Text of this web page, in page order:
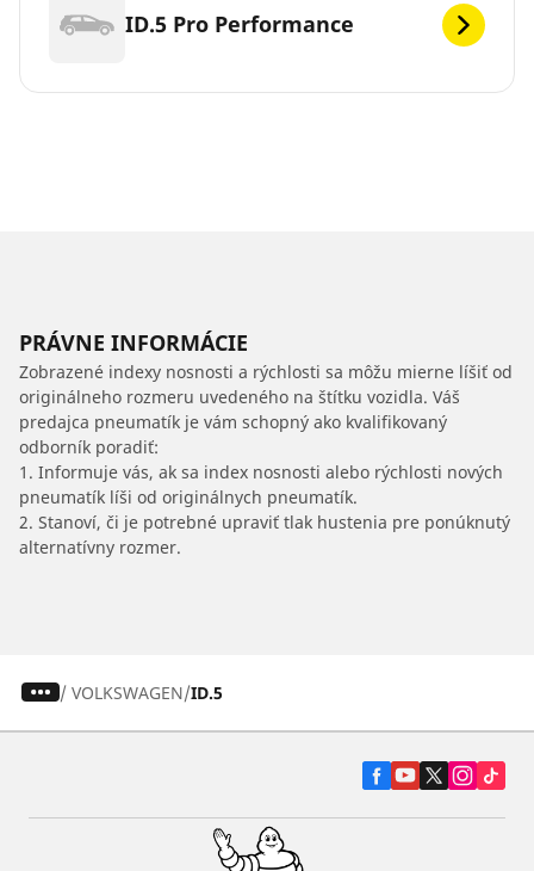
ID.5 Pro Performance
PRÁVNE INFORMÁCIE
Zobrazené indexy nosnosti a rýchlosti sa môžu mierne líšiť od
originálneho rozmeru uvedeného na štítku vozidla. Váš
predajca pneumatík je vám schopný ako kvalifikovaný
odborník poradiť:
1. Informuje vás, ak sa index nosnosti alebo rýchlosti nových
pneumatík líši od originálnych pneumatík.
2. Stanoví, či je potrebné upraviť tlak hustenia pre ponúknutý
alternatívny rozmer.
/ VOLKSWAGEN ID.5